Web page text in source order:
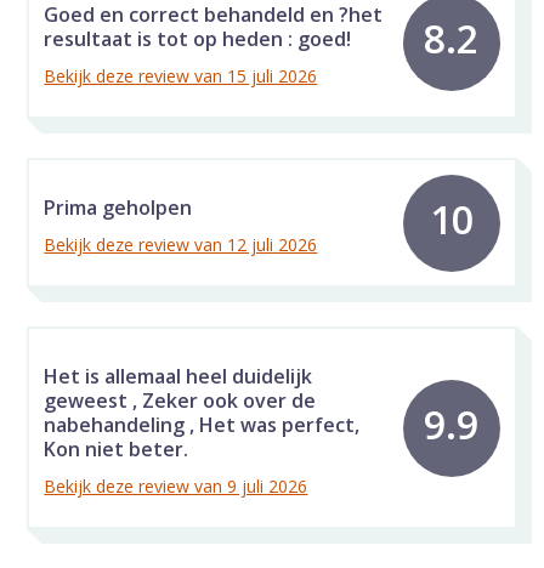
Goed en correct behandeld en ?het
resultaat is tot op heden : goed!
Bekijk deze review van 15 juli 2026
8.2
Prima geholpen
Bekijk deze review van 12 juli 2026 10
Het is allemaal heel duidelijk
geweest , Zeker ook over de
nabehandeling , Het was perfect,
Kon niet beter.
Bekijk deze review van 9 juli 2026
9.9